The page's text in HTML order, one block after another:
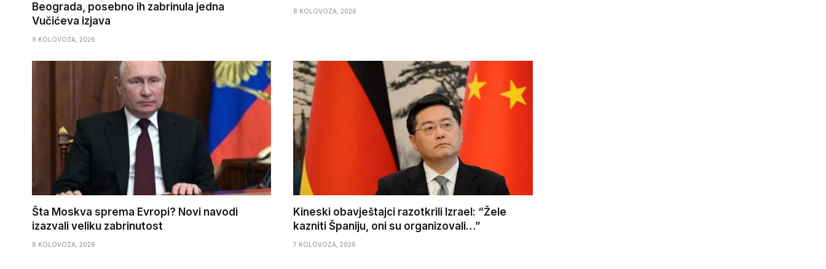
Beograda, posebno ih zabrinula jedna
Vučićeva izjava
9 KOLOVOZA, 2026
8 KOLOVOZA, 2026
Šta Moskva sprema Evropi? Novi navodi
izazvali veliku zabrinutost
8 KOLOVOZA, 2026
Kineski obavještajci razotkrili Izrael: “Žele
kazniti Španiju, oni su organizovali…”
7 KOLOVOZA, 2026